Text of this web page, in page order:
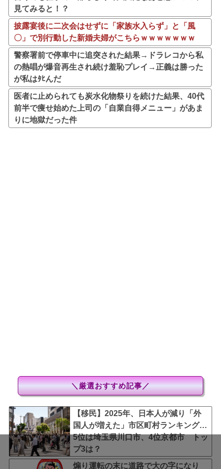
見てみると！？
披露宴後に二次会はせずに「家族水入らず」と「風
〇」で別行動した新婚夫婦がこちらｗｗｗｗｗｗｗ
警察署前で停車中に追突された結果→ドラレコから私
の熱唱が爆音再生され続け羞恥プレイ→正義は勝った
が私はﾀﾋんだ
医者に止められても炭水化物祭りを続けた結果、40代
前半で痩せ始めた上司の「自業自得メニュー」があま
りに地獄だった件
＼厳選おすすめ記事／
【移民】2025年、日本人が減り「外
国人が増えた」市区町村ランキング…
5位は埼玉県川口市、4位京都市 トッ
プ3は？
煽り運転の末に道路で大の字になり